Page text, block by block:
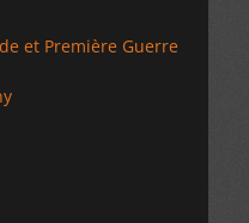
et Première Guerre